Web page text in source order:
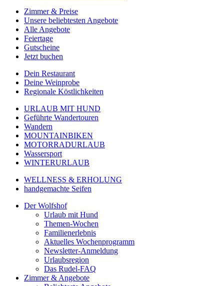
Zimmer & Preise
Unsere beliebtesten Angebote
Alle Angebote
Feiertage
Gutscheine
Jetzt buchen
Dein Restaurant
Deine Weinprobe
Regionale Köstlichkeiten
URLAUB MIT HUND
Geführte Wandertouren
Wandern
MOUNTAINBIKEN
MOTORRADURLAUB
Wassersport
WINTERURLAUB
WELLNESS & ERHOLUNG
handgemachte Seifen
Der Wolfshof
Urlaub mit Hund
Themen-Wochen
Familienerlebnis
Aktuelles Wochenprogramm
Newsletter-Anmeldung
Urlaubsregion
Das Rudel-FAQ
Zimmer & Angebote